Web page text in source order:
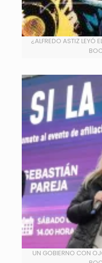
¿ALFREDO ASTIZ LEYÓ
UN GOBIERNO CON